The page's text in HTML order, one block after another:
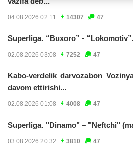
04.08.2026 02:11 14307 47
Superliga. “Buxoro” -
02.08.2026 03:08 7252 47
Kabo-verdelik darvozabon
davom ettirishi...
02.08.2026 01:08 4008 47
Superliga. "Dinamo" – "Neftchi"
03.08.2026 20:32 3810 47